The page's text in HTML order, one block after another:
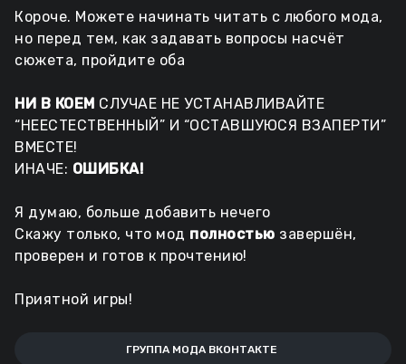
Короче. Можете начинать читать с любого мода,
но перед тем, как задавать вопросы насчёт
сюжета, пройдите оба
НИ В КОЕМ СЛУЧАЕ НЕ УСТАНАВЛИВАЙТЕ
“НЕЕСТЕСТВЕННЫЙ” И “ОСТАВШУЮСЯ ВЗАПЕРТИ”
ВМЕСТЕ!
ИНАЧЕ: ОШИБКА!
Я думаю, больше добавить нечего
Скажу только, что мод полностью завершён,
проверен и готов к прочтению!
Приятной игры!
ГРУППА МОДА ВКОНТАКТЕ